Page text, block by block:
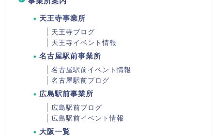
天王寺事業所
天王寺ブログ
天王寺イベント情報
名古屋駅前事業所
名古屋駅前イベント情報
名古屋駅前ブログ
広島駅前事業所
広島駅前ブログ
広島駅前イベント情報
大阪一覧